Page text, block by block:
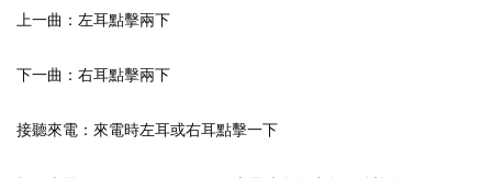
上一曲：左耳點擊兩下
下一曲：右耳點擊兩下
接聽來電：來電時左耳或右耳點擊一下